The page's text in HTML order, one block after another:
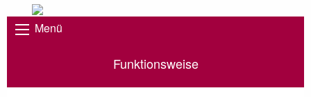
Menü
Funktionsweise